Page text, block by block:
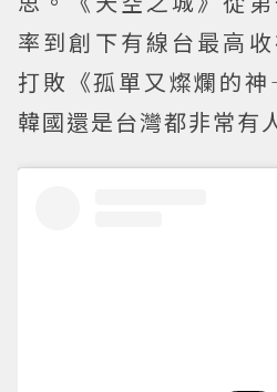
率到創下有線台最高
打敗《孤單又燦爛的
韓國還是台灣都非常有